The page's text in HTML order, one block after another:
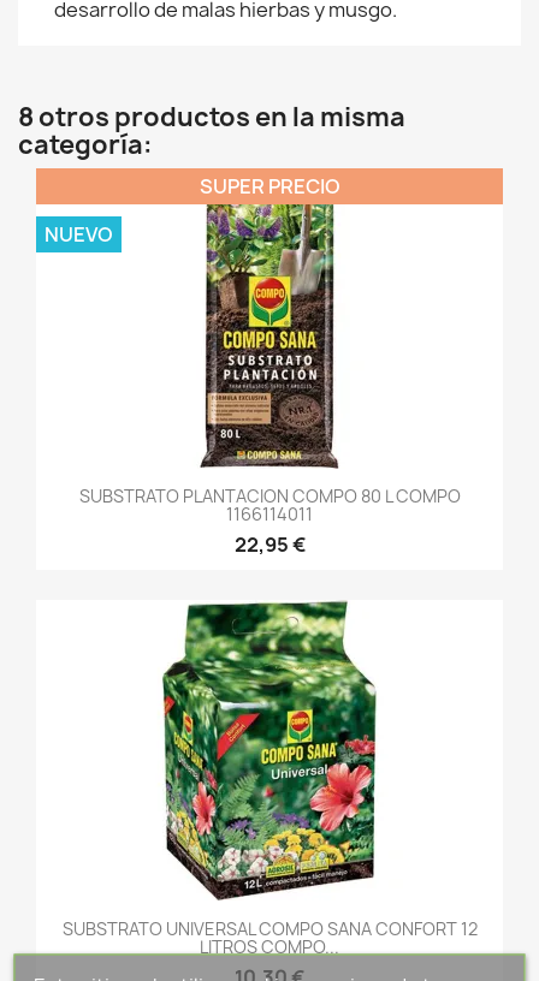
desarrollo de malas hierbas y musgo.
8 otros productos en la misma
categoría:
SUBSTRATO PLANTACION COMPO 80 L COMPO
1166114011
22,95 €
SUPER PRECIO
NUEVO
SUBSTRATO UNIVERSAL COMPO SANA CONFORT 12
LITROS COMPO...